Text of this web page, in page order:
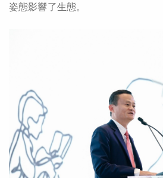
姿態影響了生態。